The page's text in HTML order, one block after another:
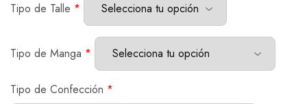
Tipo de Talle *
Tipo de Manga *
Tipo de Confección *